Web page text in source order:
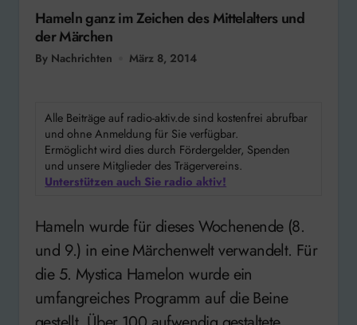
Hameln ganz im Zeichen des Mittelalters und
der Märchen
By Nachrichten März 8, 2014
Alle Beiträge auf radio-aktiv.de sind kostenfrei abrufbar
und ohne Anmeldung für Sie verfügbar.
Ermöglicht wird dies durch Fördergelder, Spenden
und unsere Mitglieder des Trägervereins.
Unterstützen auch Sie radio aktiv!
Hameln wurde für dieses Wochenende (8.
und 9.) in eine Märchenwelt verwandelt. Für
die 5. Mystica Hamelon wurde ein
umfangreiches Programm auf die Beine